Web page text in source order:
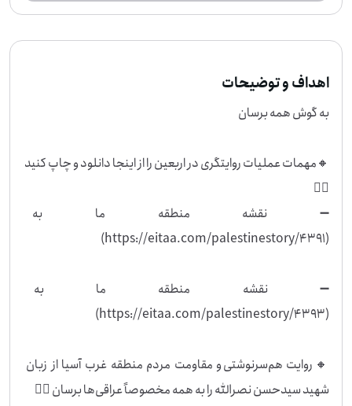
اهداف و توضیحات
🔸مهمات عملیات روایتگری در اربعین را از اینجا دانلود و چاپ کنید
➖ نقشه منطقه ما به
➖ نقشه منطقه ما به
🔸روایت هم‌سرنوشتی و مقاومت مردم منطقه غرب آسیا از زبان